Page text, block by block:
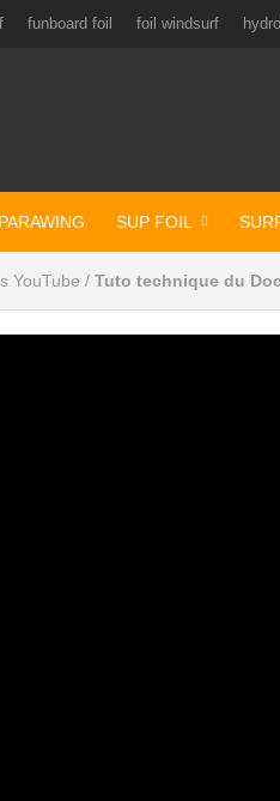
funboard foil foil windsurf
PARAWING SUP FOIL
YouTube / Tuto technique du